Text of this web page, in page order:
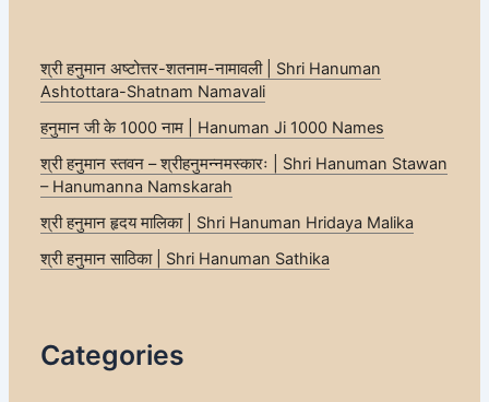
श्री हनुमान अष्टोत्तर-शतनाम-नामावली | Shri Hanuman
Ashtottara-Shatnam Namavali
हनुमान जी के 1000 नाम | Hanuman Ji 1000 Names
श्री हनुमान स्तवन – श्रीहनुमन्नमस्कारः | Shri Hanuman Stawan
– Hanumanna Namskarah
श्री हनुमान हृदय मालिका | Shri Hanuman Hridaya Malika
श्री हनुमान साठिका | Shri Hanuman Sathika
Categories